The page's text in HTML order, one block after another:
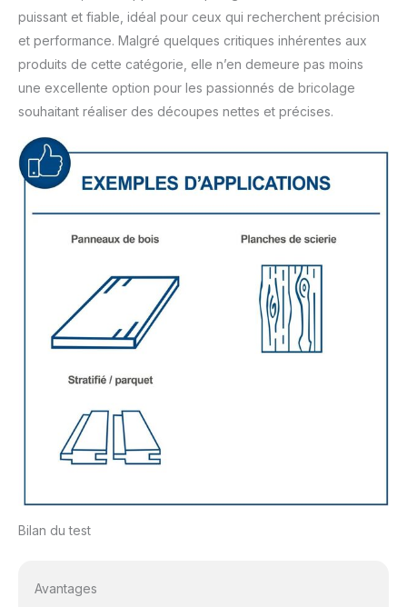
puissant et fiable, idéal pour ceux qui recherchent précision
et performance. Malgré quelques critiques inhérentes aux
produits de cette catégorie, elle n’en demeure pas moins
une excellente option pour les passionnés de bricolage
souhaitant réaliser des découpes nettes et précises.
Bilan du test
Avantages